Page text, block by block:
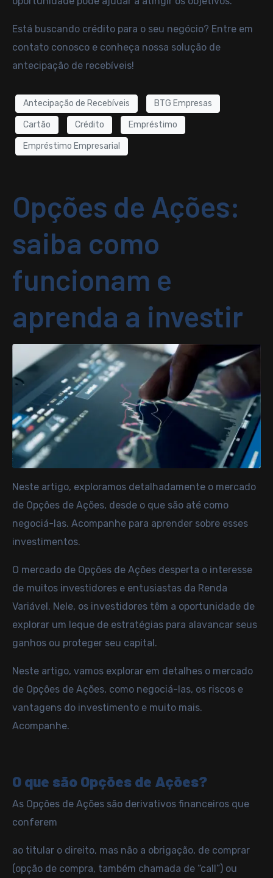
Está buscando crédito para o seu negócio? Entre em
contato conosco e conheça nossa solução de
antecipação de recebíveis!
Antecipação de Recebíveis BTG Empresas
Cartão Crédito Empréstimo
Empréstimo Empresarial
Opções de Ações:
saiba como
funcionam e
aprenda a investir
Neste artigo, exploramos detalhadamente o mercado
de Opções de Ações, desde o que são até como
negociá-las. Acompanhe para aprender sobre esses
investimentos.
O mercado de Opções de Ações desperta o interesse
de muitos investidores e entusiastas da Renda
Variável. Nele, os investidores têm a oportunidade de
explorar um leque de estratégias para alavancar seus
ganhos ou proteger seu capital.
Neste artigo, vamos explorar em detalhes o mercado
de Opções de Ações, como negociá-las, os riscos e
vantagens do investimento e muito mais.
Acompanhe.
O que são Opções de Ações?
As Opções de Ações são derivativos financeiros que
conferem
ao titular o direito, mas não a obrigação, de comprar
(opção de compra, também chamada de “call”) ou